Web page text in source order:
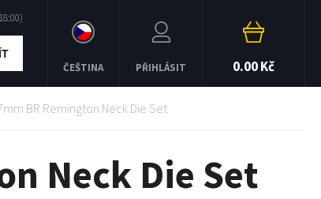
ČEŠTINA PŘIHLÁSIT 0.00 Kč
BR Remington Neck Die Set
Neck Die Set